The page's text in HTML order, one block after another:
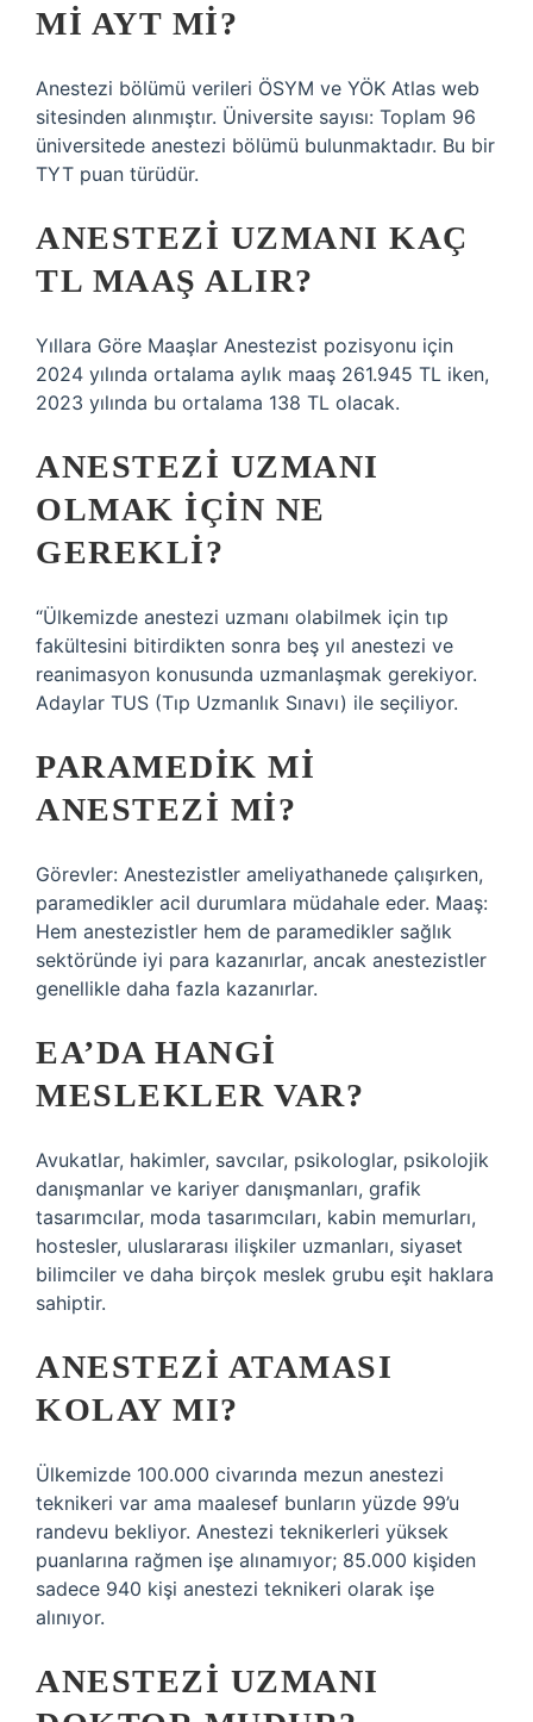
MI AYT MI?
Anestezi bölümü verileri ÖSYM ve YÖK Atlas web
sitesinden alınmıştır. Üniversite sayısı: Toplam 96
üniversitede anestezi bölümü bulunmaktadır. Bu bir
TYT puan türüdür.
ANESTEZI UZMANI KAÇ
TL MAAŞ ALIR?
Yıllara Göre Maaşlar Anestezist pozisyonu için
2024 yılında ortalama aylık maaş 261.945 TL iken,
2023 yılında bu ortalama 138 TL olacak.
ANESTEZI UZMANI
OLMAK IÇIN NE
GEREKLI?
“Ülkemizde anestezi uzmanı olabilmek için tıp
fakültesini bitirdikten sonra beş yıl anestezi ve
reanimasyon konusunda uzmanlaşmak gerekiyor.
Adaylar TUS (Tıp Uzmanlık Sınavı) ile seçiliyor.
PARAMEDIK MI
ANESTEZI MI?
Görevler: Anestezistler ameliyathanede çalışırken,
paramedikler acil durumlara müdahale eder. Maaş:
Hem anestezistler hem de paramedikler sağlık
sektöründe iyi para kazanırlar, ancak anestezistler
genellikle daha fazla kazanırlar.
EA’DA HANGI
MESLEKLER VAR?
Avukatlar, hakimler, savcılar, psikologlar, psikolojik
danışmanlar ve kariyer danışmanları, grafik
tasarımcılar, moda tasarımcıları, kabin memurları,
hostesler, uluslararası ilişkiler uzmanları, siyaset
bilimciler ve daha birçok meslek grubu eşit haklara
sahiptir.
ANESTEZI ATAMASI
KOLAY MI?
Ülkemizde 100.000 civarında mezun anestezi
teknikeri var ama maalesef bunların yüzde 99’u
randevu bekliyor. Anestezi teknikerleri yüksek
puanlarına rağmen işe alınamıyor; 85.000 kişiden
sadece 940 kişi anestezi teknikeri olarak işe
alınıyor.
ANESTEZI UZMANI